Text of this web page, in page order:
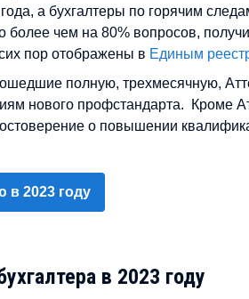
а бухгалтеры по горячим
более чем на 80% вопросов,
пор отображены в Единым
полную, трехмесячную,
нового профстандарта. Кроме
о повышении
в 2023 году
в 2023 году